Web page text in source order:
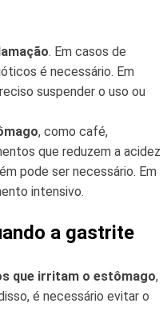
. Em casos de
é necessário. Em
suspender o uso ou
, como café,
que reduzem a acidez
pode ser necessário. Em
intensivo.
a gastrite
que irritam o estômago,
é necessário evitar o